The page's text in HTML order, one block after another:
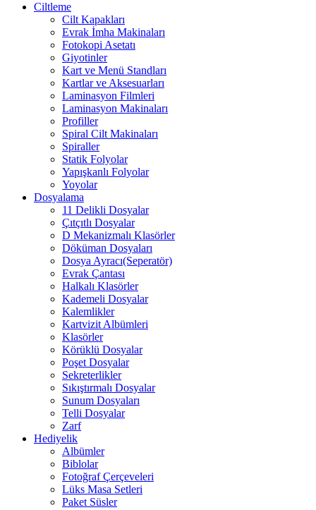
Ciltleme
Cilt Kapakları
Evrak İmha Makinaları
Fotokopi Asetatı
Giyotinler
Kart ve Menü Standları
Kartlar ve Aksesuarları
Laminasyon Filmleri
Laminasyon Makinaları
Profiller
Spiral Cilt Makinaları
Spiraller
Statik Folyolar
Yapışkanlı Folyolar
Yoyolar
Dosyalama
11 Delikli Dosyalar
Çıtçıtlı Dosyalar
D Mekanizmalı Klasörler
Döküman Dosyaları
Dosya Ayracı(Seperatör)
Evrak Çantası
Halkalı Klasörler
Kademeli Dosyalar
Kalemlikler
Kartvizit Albümleri
Klasörler
Körüklü Dosyalar
Poşet Dosyalar
Sekreterlikler
Sıkıştırmalı Dosyalar
Sunum Dosyaları
Telli Dosyalar
Zarf
Hediyelik
Albümler
Biblolar
Fotoğraf Çerçeveleri
Lüks Masa Setleri
Paket Süsler